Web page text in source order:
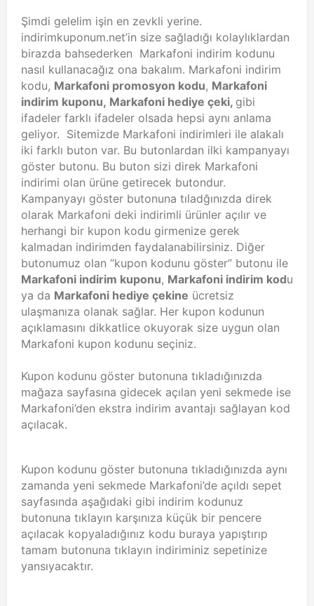
Şimdi gelelim işin en zevkli yerine.
indirimkuponum.net’in size sağladığı kolaylıklardan
birazda bahsederken Markafoni indirim kodunu
nasıl kullanacağız ona bakalım. Markafoni indirim
kodu, Markafoni promosyon kodu, Markafoni
indirim kuponu, Markafoni hediye çeki, gibi
ifadeler farklı ifadeler olsada hepsi aynı anlama
geliyor. Sitemizde Markafoni indirimleri ile alakalı
iki farklı buton var. Bu butonlardan ilki kampanyayı
göster butonu. Bu buton sizi direk Markafoni
indirimi olan ürüne getirecek butondur.
Kampanyayı göster butonuna tıladğınızda direk
olarak Markafoni deki indirimli ürünler açılır ve
herhangi bir kupon kodu girmenize gerek
kalmadan indirimden faydalanabilirsiniz. Diğer
butonumuz olan ”kupon kodunu göster” butonu ile
Markafoni indirim kuponu, Markafoni indirim kodu
ya da Markafoni hediye çekine ücretsiz
ulaşmanıza olanak sağlar. Her kupon kodunun
açıklamasını dikkatlice okuyorak size uygun olan
Markafoni kupon kodunu seçiniz.
Kupon kodunu göster butonuna tıkladığınızda
mağaza sayfasına gidecek açılan yeni sekmede ise
Markafoni’den ekstra indirim avantajı sağlayan kod
açılacak.
Kupon kodunu göster butonuna tıkladığınızda aynı
zamanda yeni sekmede Markafoni’de açıldı sepet
sayfasında aşağıdaki gibi indirim kodunuz
butonuna tıklayın karşınıza küçük bir pencere
açılacak kopyaladığınız kodu buraya yapıştırıp
tamam butonuna tıklayın indiriminiz sepetinize
yansıyacaktır.